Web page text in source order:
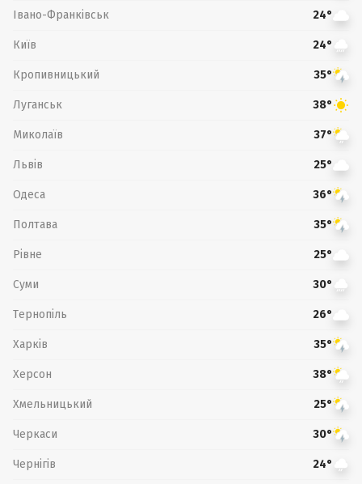
Івано-Франківськ 24°
Київ 24°
Кропивницький 35°
Луганськ 38°
Миколаїв 37°
Львів 25°
Одеса 36°
Полтава 35°
Рівне 25°
Суми 30°
Тернопіль 26°
Харків 35°
Херсон 38°
Хмельницький 25°
Черкаси 30°
Чернігів 24°